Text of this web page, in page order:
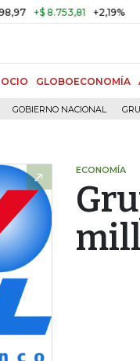
+$ 8.753,81 +2,19%
OCIO GLOBOECONOMÍA
GOBIERNO NACIONAL
ECONOMÍA